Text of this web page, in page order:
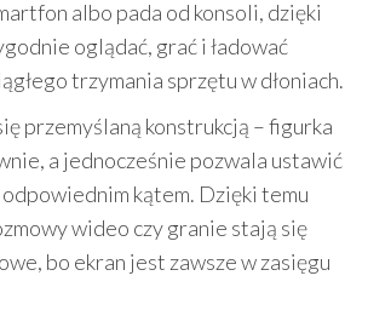
albo pada od konsoli, dzięki
oglądać, grać i ładować
trzymania sprzętu w dłoniach.
przemyślaną konstrukcją – figurka
a jednocześnie pozwala ustawić
kątem. Dzięki temu
wideo czy granie stają się
bo ekran jest zawsze w zasięgu